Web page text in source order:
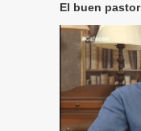
El buen pastor